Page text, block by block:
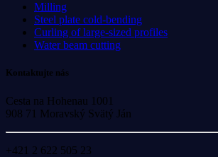
Milling
Steel plate cold-bending
Curling of large-sized profiles
Water beam cutting
Kontaktujte nás
Cesta na Hohenau 1001
908 71 Moravský Svätý Ján
+421 2 622 505 23